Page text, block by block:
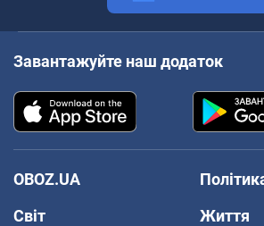
Завантажуйте наш додаток
OBOZ.UA
Світ
Життя